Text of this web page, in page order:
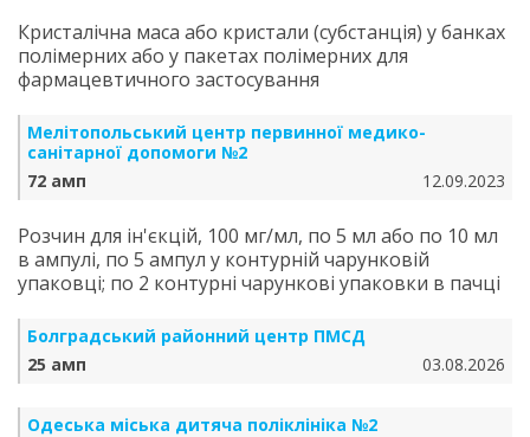
Кристалічна маса або кристали (субстанція) у банках
полімерних або у пакетах полімерних для
фармацевтичного застосування
Мелітопольський центр первинної медико-
санітарної допомоги №2
72 амп
12.09.2023
Розчин для ін'єкцій, 100 мг/мл, по 5 мл або по 10 мл
в ампулі, по 5 ампул у контурній чарунковій
упаковці; по 2 контурні чарункові упаковки в пачці
Болградський районний центр ПМСД
25 амп
03.08.2026
Одеська міська дитяча поліклініка №2